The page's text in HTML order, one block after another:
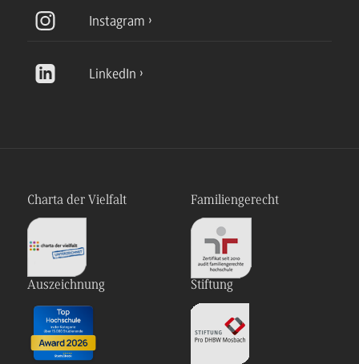
Instagram
LinkedIn
Charta der Vielfalt Familiengerecht
Auszeichnung Stiftung